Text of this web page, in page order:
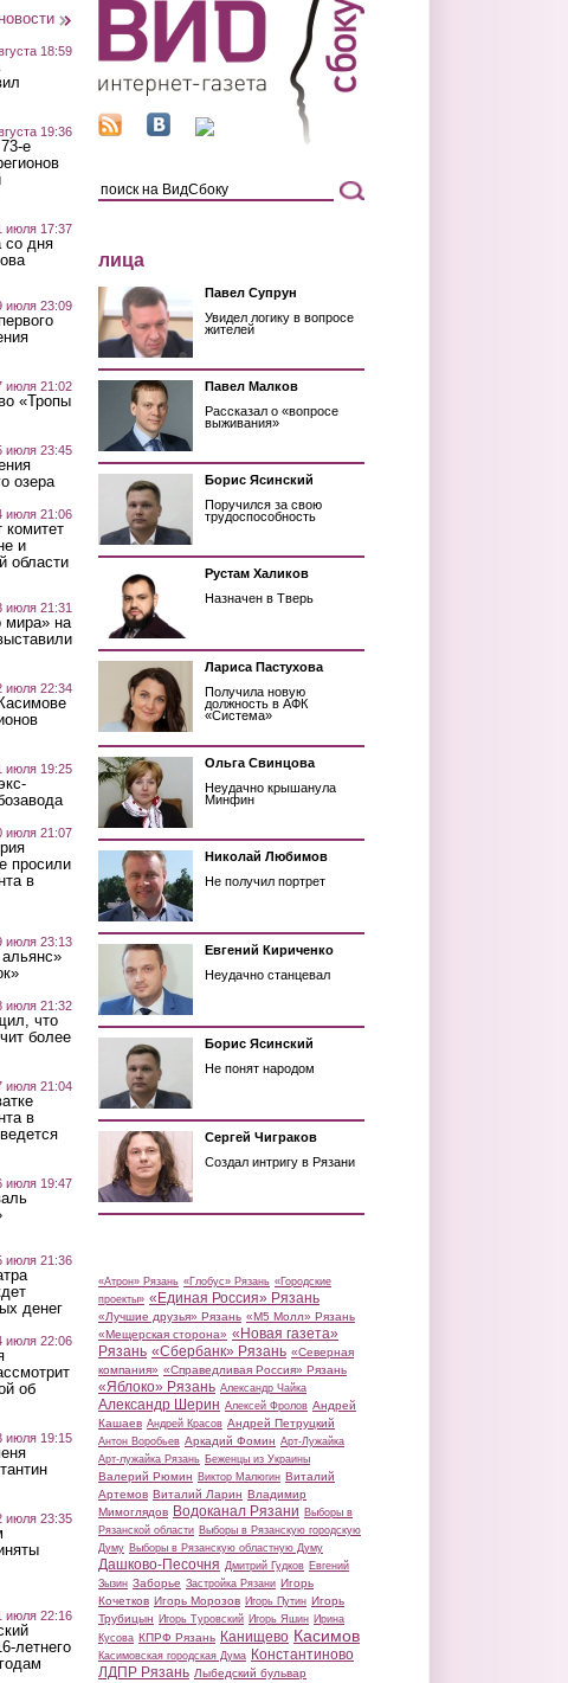
18:59
19:36
е
июля 17:37
со дня
июля 23:09
июля 21:02
«Тропы
июля 23:45
озера
июля 21:06
комитет
и
области
июля 21:31
мира» на
июля 22:34
июля 19:25
июля 21:07
просили
в
июля 23:13
июля 21:32
что
более
июля 21:04
в
июля 19:47
июля 21:36
денег
июля 22:06
об
июля 19:15
июля 23:35
июля 22:16
летнего
лица
Павел Супрун
Увидел логику в вопросе
жителей
Павел Малков
Рассказал о «вопросе
выживания»
Борис Ясинский
Поручился за свою
трудоспособность
Рустам Халиков
Назначен в Тверь
Лариса Пастухова
Получила новую
должность в АФК
«Система»
Ольга Свинцова
Неудачно крышанула
Минфин
Николай Любимов
Не получил портрет
Евгений Кириченко
Неудачно станцевал
Борис Ясинский
Не понят народом
Сергей Чиграков
Создал интригу в Рязани
«Атрон» Рязань «Глобус» Рязань «Городские
проекты» «Единая Россия» Рязань
«Лучшие друзья» Рязань «М5 Молл» Рязань
«Мещерская сторона» «Новая газета»
Рязань «Сбербанк» Рязань «Северная
компания» «Справедливая Россия» Рязань
«Яблоко» Рязань Александр Чайка
Александр Шерин Алексей Фролов Андрей
Кашаев Андрей Красов Андрей Петруцкий
Антон Воробьев Аркадий Фомин Арт-Лужайка
Арт-лужайка Рязань Беженцы из Украины
Валерий Рюмин Виктор Малюгин Виталий
Артемов Виталий Ларин Владимир
Мимоглядов Водоканал Рязани Выборы в
Рязанской области Выборы в Рязанскую городскую
Думу Выборы в Рязанскую областную Думу
Дашково-Песочня Дмитрий Гудков Евгений
Зызин Заборье Застройка Рязани Игорь
Кочетков Игорь Морозов Игорь Путин Игорь
Трубицын Игорь Туровский Игорь Яшин Ирина
Кусова КПРФ Рязань Канищево Касимов
Касимовская городская Дума Константиново
ЛДПР Рязань Лыбедский бульвар